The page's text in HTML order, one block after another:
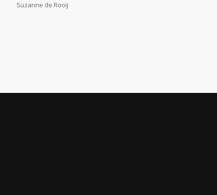
Suzanne de Rooij